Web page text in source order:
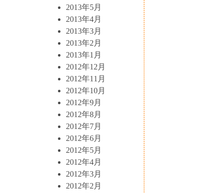
2013年5月
2013年4月
2013年3月
2013年2月
2013年1月
2012年12月
2012年11月
2012年10月
2012年9月
2012年8月
2012年7月
2012年6月
2012年5月
2012年4月
2012年3月
2012年2月